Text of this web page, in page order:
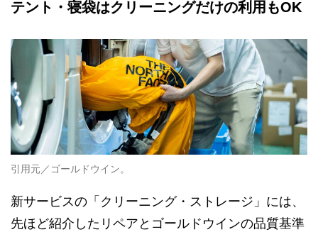
テント・寝袋はクリーニングだけの利用もOK
引用元／ゴールドウイン。
新サービスの「クリーニング・ストレージ」には、
先ほど紹介したリペアとゴールドウインの品質基準